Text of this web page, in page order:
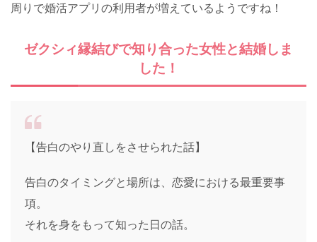
周りで婚活アプリの利用者が増えているようですね！
ゼクシィ縁結びで知り合った女性と結婚しま
した！
【告白のやり直しをさせられた話】
告白のタイミングと場所は、恋愛における最重要事
項。
それを身をもって知った日の話。